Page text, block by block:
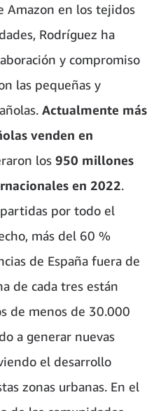
Amazon en los tejidos
Rodríguez ha
y compromiso
las pequeñas y
Actualmente más
venden en
los 950 millones
en 2022.
por todo el
más del 60 %
de España fuera de
de cada tres están
de menos de 30.000
a generar nuevas
el desarrollo
zonas urbanas. En el